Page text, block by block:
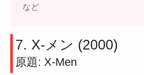
など
7. X-メン (2000)
原題: X-Men